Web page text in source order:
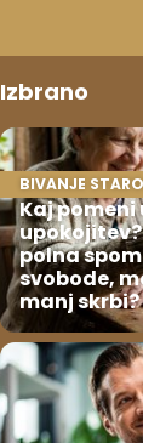
Izbrano
BIVANJE
Kaj pomeni
polna
svobode,
manj skrbi?